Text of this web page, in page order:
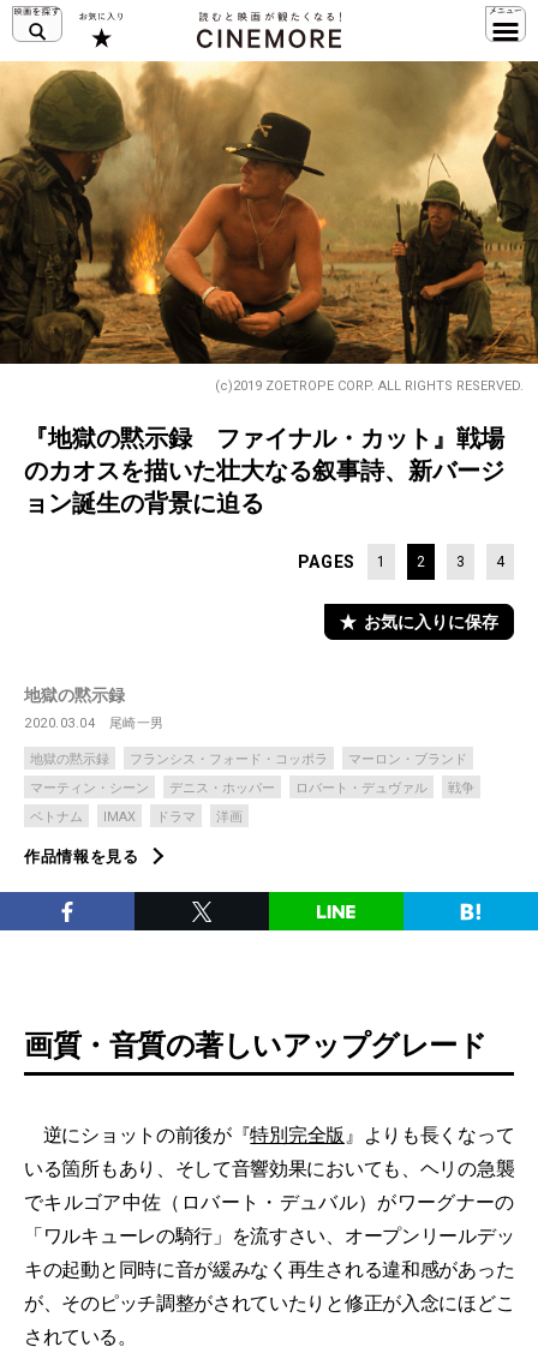
(c)2019 ZOETROPE CORP. ALL RIGHTS RESERVED.
『地獄の黙示録 ファイナル・カット』戦場
のカオスを描いた壮大なる叙事詩、新バージ
ョン誕生の背景に迫る
PAGES 1 2 3 4
お気に入りに保存
地獄の黙示録
2020.03.04 尾崎一男
地獄の黙示録 フランシス・フォード・コッポラ
マーロン・ブランド
マーティン・シーン
デニス・ホッパー ロバート・デュヴァル
戦争
ベトナム
IMAX ドラマ 洋画
作品情報を見る
画質・音質の著しいアップグレード
逆にショットの前後が『特別完全版 』よりも長くなって
いる箇所もあり、そして音響効果においても、ヘリの急襲
でキルゴア中佐（ロバート・デュバル）がワーグナーの
「ワルキューレの騎行」を流すさい、オープンリールデッ
キの起動と同時に音が緩みなく再生される違和感があった
が、そのピッチ調整がされていたりと修正が入念にほどこ
されている。